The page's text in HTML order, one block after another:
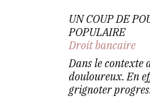
UN COUP DE
POPULAIRE
Droit bancaire
Dans le contexte
douloureux. En
grignoter